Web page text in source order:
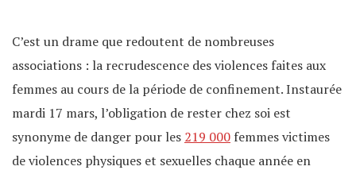
C’est un drame que redoutent de nombreuses
associations : la recrudescence des violences faites aux
femmes au cours de la période de confinement. Instaurée
mardi 17 mars, l’obligation de rester chez soi est
synonyme de danger pour les 219 000 femmes victimes
de violences physiques et sexuelles chaque année en